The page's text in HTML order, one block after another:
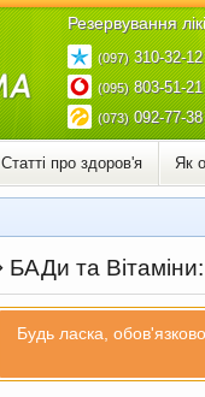
Резервування
(097)310-32-12
(095)803-51-21
(073)092-77-38
Статті про здоров'я Як
БАДи та
Будь ласка,